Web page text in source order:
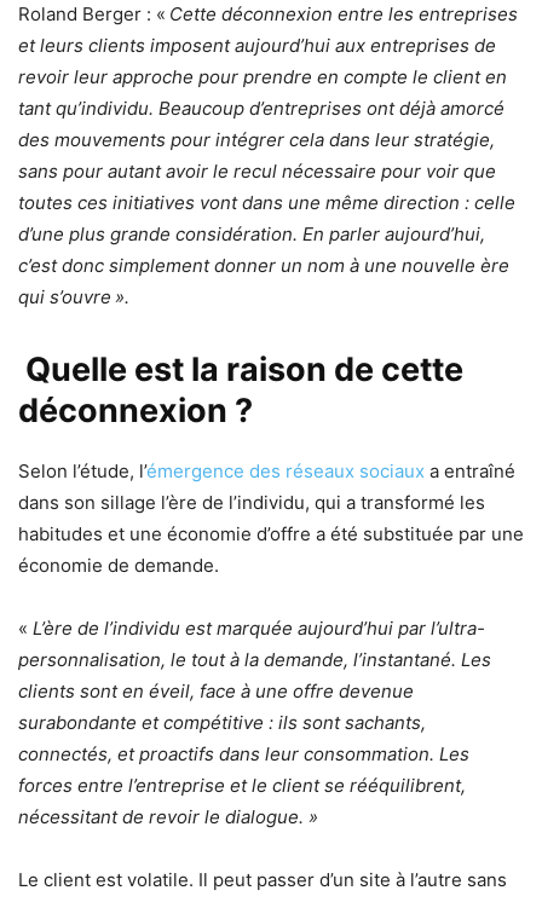
Roland Berger : « Cette déconnexion entre les entreprises
et leurs clients imposent aujourd’hui aux entreprises de
revoir leur approche pour prendre en compte le client en
tant qu’individu. Beaucoup d’entreprises ont déjà amorcé
des mouvements pour intégrer cela dans leur stratégie,
sans pour autant avoir le recul nécessaire pour voir que
toutes ces initiatives vont dans une même direction : celle
d’une plus grande considération. En parler aujourd’hui,
c’est donc simplement donner un nom à une nouvelle ère
qui s’ouvre ».
Quelle est la raison de cette
déconnexion ?
Selon l’étude, l’émergence des réseaux sociaux a entraîné
dans son sillage l’ère de l’individu, qui a transformé les
habitudes et une économie d’offre a été substituée par une
économie de demande.
« L’ère de l’individu est marquée aujourd’hui par l’ultra-
personnalisation, le tout à la demande, l’instantané. Les
clients sont en éveil, face à une offre devenue
surabondante et compétitive : ils sont sachants,
connectés, et proactifs dans leur consommation. Les
forces entre l’entreprise et le client se rééquilibrent,
nécessitant de revoir le dialogue. »
Le client est volatile. Il peut passer d’un site à l’autre sans